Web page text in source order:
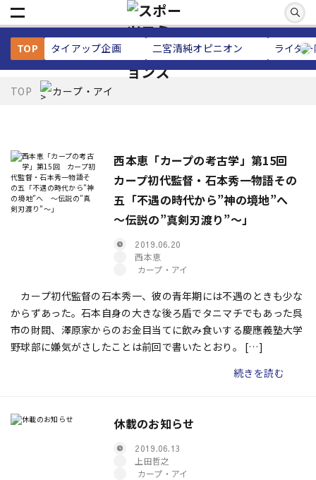
TOP タイアップ企画 二宮清純オピニオン ライタ
TOP カープ・アイ
西本恵「カープの考古学」第15回
カープ初代監督・石本秀一物語その
五「不遇の時代から”神の境地”へ
～伝説の”真剣刃渡り”～」
2019.06.20
西本恵
カープ・アイ
カープ初代監督の石本秀一、彼の青年期には不遇のときも少な
からずあった。石本自身の大きな後ろ盾でタニマチでもあった呉
市の財閥、澤原家からのお金目当てに飲み食いする慶應義塾大学
野球部に嫌気がさしたことは前回で書いたとおり。 […]
続きを読む
休載のお知らせ
2019.06.13
上田哲之
カープ・アイ